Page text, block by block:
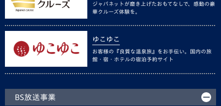
ジャパネットが磨き上げたおもてなしで、感動の豪
華クルーズ体験を。
ゆこゆこ
お客様の『良質な温泉旅』をお手伝い。国内の旅
館・宿・ホテルの宿泊予約サイト
BS放送事業